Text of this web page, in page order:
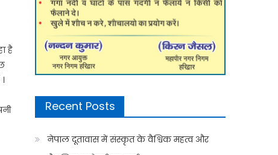
है
Recent Posts
नेपाल दूतावास में संस्कृत के वैश्विक महत्व और